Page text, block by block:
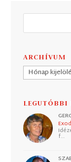
ARCHÍVUM
Archívum
LEGUTÓBBI
f…